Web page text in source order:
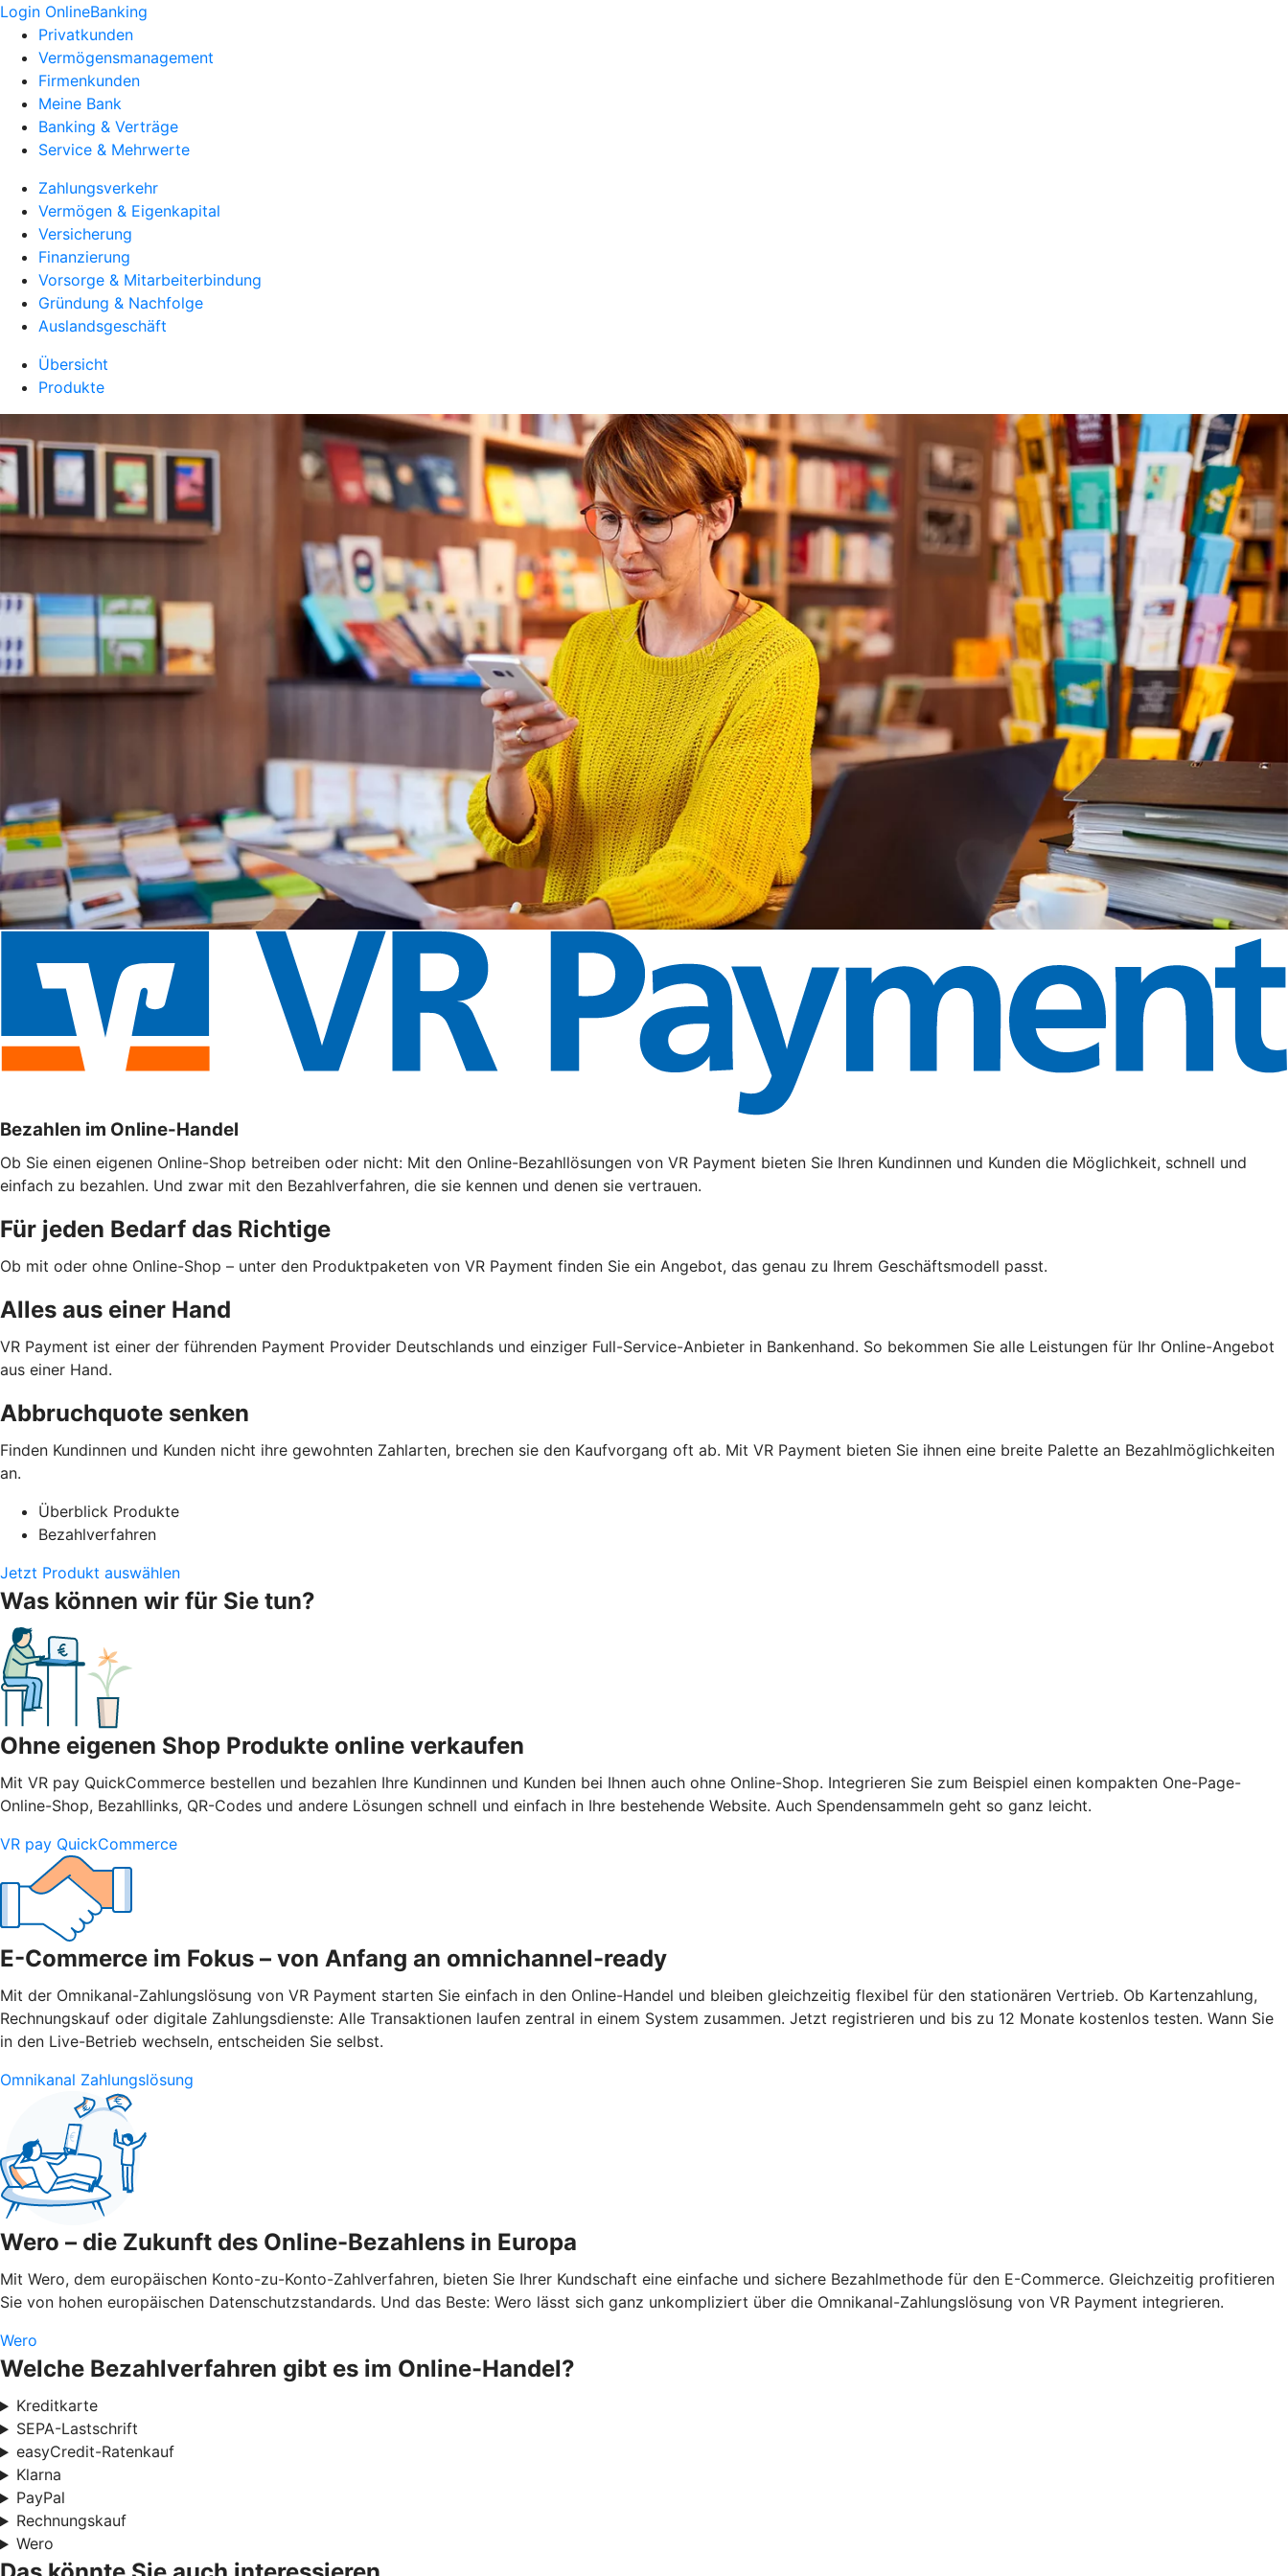
Login OnlineBanking
Privatkunden
Vermögensmanagement
Firmenkunden
Meine Bank
Banking & Verträge
Service & Mehrwerte
Zahlungsverkehr
Vermögen & Eigenkapital
Versicherung
Finanzierung
Vorsorge & Mitarbeiterbindung
Gründung & Nachfolge
Auslandsgeschäft
Übersicht
Produkte
Bezahlen im Online-Handel
Ob Sie einen eigenen Online-Shop betreiben oder nicht: Mit den Online-Bezahllösungen von VR Payment bieten Sie Ihren Kundinnen und Kunden die Möglichkeit, schnell und
einfach zu bezahlen. Und zwar mit den Bezahlverfahren, die sie kennen und denen sie vertrauen.
Für jeden Bedarf das Richtige
Ob mit oder ohne Online-Shop – unter den Produktpaketen von VR Payment finden Sie ein Angebot, das genau zu Ihrem Geschäftsmodell passt.
Alles aus einer Hand
VR Payment ist einer der führenden Payment Provider Deutschlands und einziger Full-Service-Anbieter in Bankenhand. So bekommen Sie alle Leistungen für Ihr Online-Angebot
aus einer Hand.
Abbruchquote senken
Finden Kundinnen und Kunden nicht ihre gewohnten Zahlarten, brechen sie den Kaufvorgang oft ab. Mit VR Payment bieten Sie ihnen eine breite Palette an Bezahlmöglichkeiten
an.
Überblick Produkte
Bezahlverfahren
Jetzt Produkt auswählen
Was können wir für Sie tun?
Ohne eigenen Shop Produkte online verkaufen
Mit VR pay QuickCommerce bestellen und bezahlen Ihre Kundinnen und Kunden bei Ihnen auch ohne Online-Shop. Integrieren Sie zum Beispiel einen kompakten One-Page-
Online-Shop, Bezahllinks, QR-Codes und andere Lösungen schnell und einfach in Ihre bestehende Website. Auch Spendensammeln geht so ganz leicht.
VR pay QuickCommerce
E-Commerce im Fokus – von Anfang an omnichannel-ready
Mit der Omnikanal-Zahlungslösung von VR Payment starten Sie einfach in den Online-Handel und bleiben gleichzeitig flexibel für den stationären Vertrieb. Ob Kartenzahlung,
Rechnungskauf oder digitale Zahlungsdienste: Alle Transaktionen laufen zentral in einem System zusammen. Jetzt registrieren und bis zu 12 Monate kostenlos testen. Wann Sie
in den Live-Betrieb wechseln, entscheiden Sie selbst.
Omnikanal Zahlungslösung
Wero – die Zukunft des Online-Bezahlens in Europa
Mit Wero, dem europäischen Konto-zu-Konto-Zahlverfahren, bieten Sie Ihrer Kundschaft eine einfache und sichere Bezahlmethode für den E-Commerce. Gleichzeitig profitieren
Sie von hohen europäischen Datenschutzstandards. Und das Beste: Wero lässt sich ganz unkompliziert über die Omnikanal-Zahlungslösung von VR Payment integrieren.
Wero
Welche Bezahlverfahren gibt es im Online-Handel?
Kreditkarte
SEPA-Lastschrift
easyCredit-Ratenkauf
Klarna
PayPal
Rechnungskauf
Wero